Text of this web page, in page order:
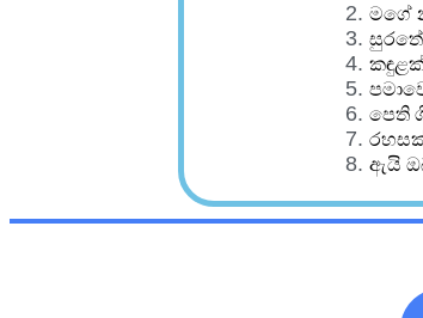
මගේ
සුරතේ
පෙති
රහසක්
ඇයි